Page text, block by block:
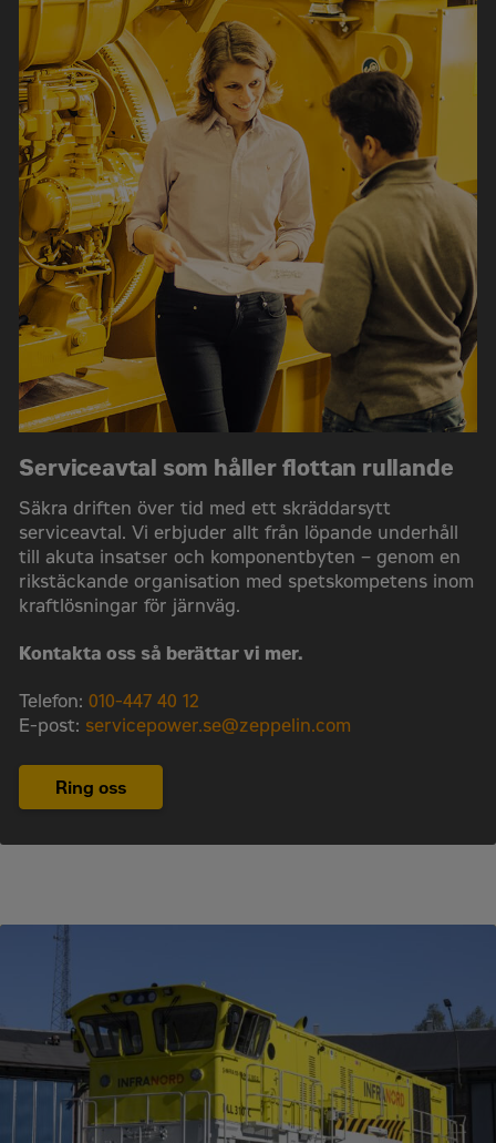
Mobil *
Ja, jag accepterar
Godkänn
Genom att klicka i rutan ovan godkänner du att
dina uppgifter behandlas enligt vår
integritetspolicy som du hittarhär.
Captcha
Serviceavtal som håller flottan rullande
Säkra driften över tid med ett skräddarsytt
serviceavtal. Vi erbjuder allt från löpande underhåll
till akuta insatser och komponentbyten – genom en
rikstäckande organisation med spetskompetens inom
kraftlösningar för järnväg.
Kontakta oss så berättar vi mer.
Telefon:010-447 40 12
E-post: servicepower.se@zeppelin.com
Ring oss